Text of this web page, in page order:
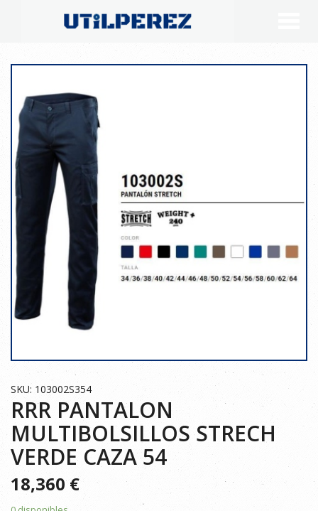
SKU: 103002S354
RRR PANTALON
MULTIBOLSILLOS STRECH
VERDE CAZA 54
18,360€